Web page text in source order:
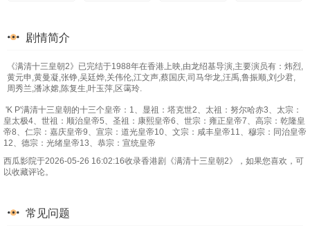
第37集
第41集 第42集 第43集 第44集
第49集 第50集
剧情简介
《满清十三皇朝2》已完结于1988年在香港上映,由龙绍基导演,主要演员有：炜烈,
黄元申,黄曼凝,张铮,吴廷烨,关伟伦,江文声,蔡国庆,司马华龙,汪禹,鲁振顺,刘少君,
周秀兰,潘冰嫦,陈复生,叶玉萍,区霭玲.
'K P'满清十三皇朝的十三个皇帝：1、显祖：塔克世2、太祖：努尔哈赤3、太宗：
皇太极4、世祖：顺治皇帝5、圣祖：康熙皇帝6、世宗：雍正皇帝7、高宗：乾隆皇
帝8、仁宗：嘉庆皇帝9、宣宗：道光皇帝10、文宗：咸丰皇帝11、穆宗：同治皇帝
12、德宗：光绪皇帝13、恭宗：宣统皇帝
西瓜影院于2026-05-26 16:02:16收录香港剧《满清十三皇朝2》，如果您喜欢，可
以收藏评论。
常见问题